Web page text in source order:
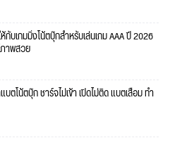
กับเกมมิ่งโน้ตบุ๊กสำหรับเล่นเกม AAA ปี 2026
ภาพสวย
โน้ตบุ๊ก ชาร์จไม่เข้า เปิดไม่ติด แบตเสื่อม ทำ